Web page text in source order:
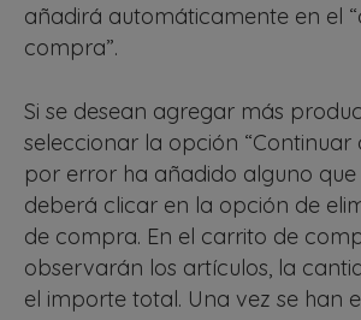
añadirá automáticamente en el
compra”.
Si se desean agregar más
seleccionar la opción “Continuar
por error ha añadido alguno que
deberá clicar en la opción de
de compra. En el carrito de
observarán los artículos, la
el importe total. Una vez se han